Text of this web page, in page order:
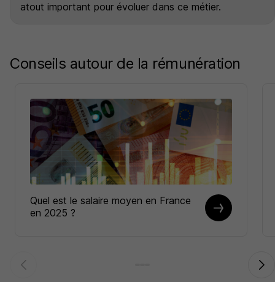
atout important pour évoluer dans ce métier.
Conseils autour de la rémunération
Quel est le salaire moyen en France
en 2025 ?